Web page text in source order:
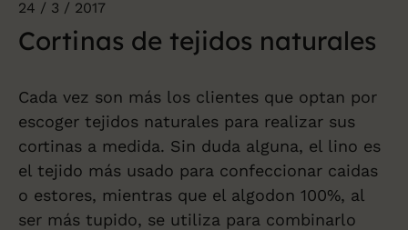
24 / 3 / 2017
Cortinas de tejidos naturales
Cada vez son más los clientes que optan por
escoger tejidos naturales para realizar sus
cortinas a medida. Sin duda alguna, el lino es
el tejido más usado para confeccionar caidas
o estores, mientras que el algodon 100%, al
ser más tupido, se utiliza para combinarlo